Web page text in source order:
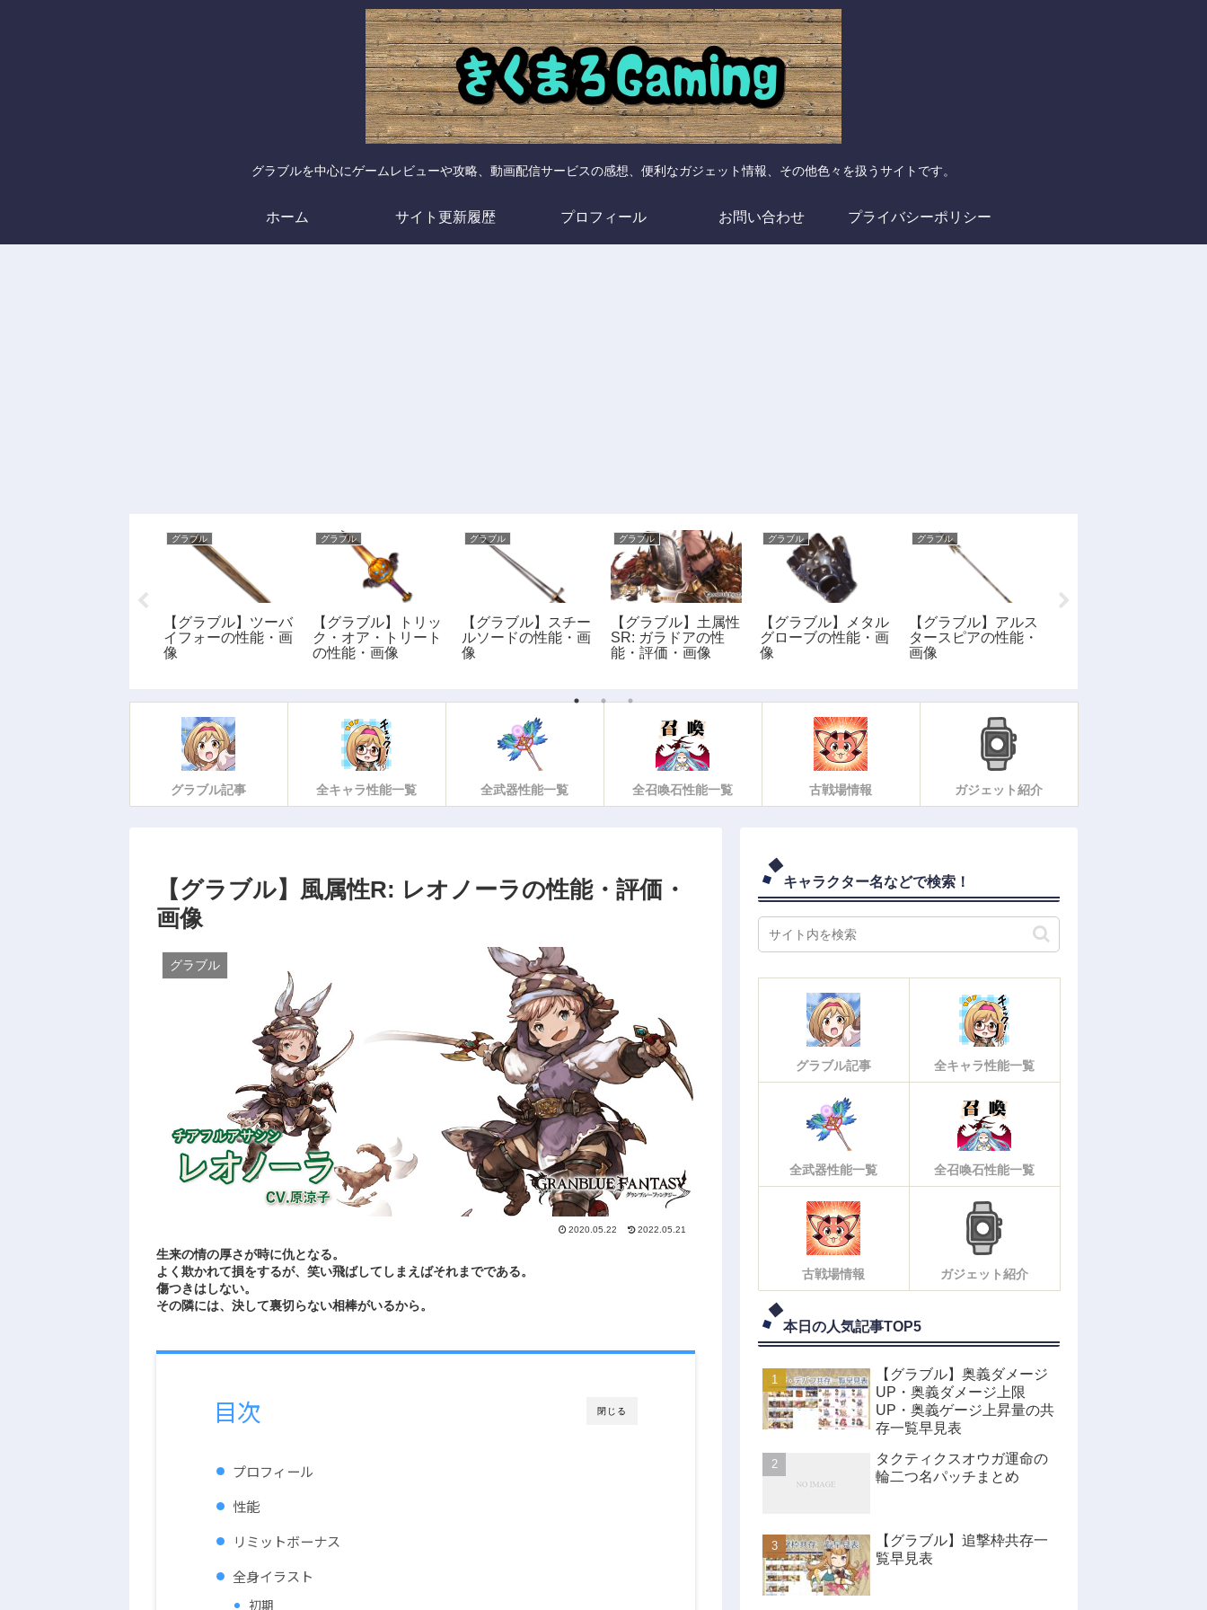
グラブルを中心にゲームレビューや攻略、動画配信サービスの感想、便利なガジェット情報、その他色々を扱うサイトです。
ホーム サイト更新履歴 プロフィール お問い合わせ プライバシーポリシー
グラブル
【グラブル】ツーバ
イフォーの性能・画
像
グラブル
【グラブル】トリッ
ク・オア・トリート
の性能・画像
グラブル
【グラブル】スチー
ルソードの性能・画
像
グラブル
【グラブル】土属性
SR: ガラドアの性
能・評価・画像
グラブル
【グラブル】メタル
グローブの性能・画
像
グラブル
【グラブル】アルス
タースピアの性能・
画像
グラブル記事 全キャラ性能一覧 全武器性能一覧 全召喚石性能一覧 古戦場情報 ガジェット紹介
【グラブル】風属性R: レオノーラの性能・評価・
画像
グラブル
2020.05.22 2022.05.21
生来の情の厚さが時に仇となる。
よく欺かれて損をするが、笑い飛ばしてしまえばそれまでである。
傷つきはしない。
その隣には、決して裏切らない相棒がいるから。
閉じる
目次
プロフィール
性能
リミットボーナス
全身イラスト
初期
キャラクター名などで検索！
グラブル記事 全キャラ性能一覧
全武器性能一覧 全召喚石性能一覧
古戦場情報 ガジェット紹介
本日の人気記事TOP5
【グラブル】奥義ダメージ
UP・奥義ダメージ上限
UP・奥義ゲージ上昇量の共
存一覧早見表
タクティクスオウガ運命の
輪二つ名パッチまとめ
【グラブル】追撃枠共存一
覧早見表